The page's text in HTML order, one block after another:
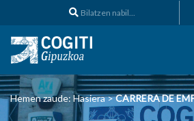
Hemen zaude: Hasiera>CARRERA DE